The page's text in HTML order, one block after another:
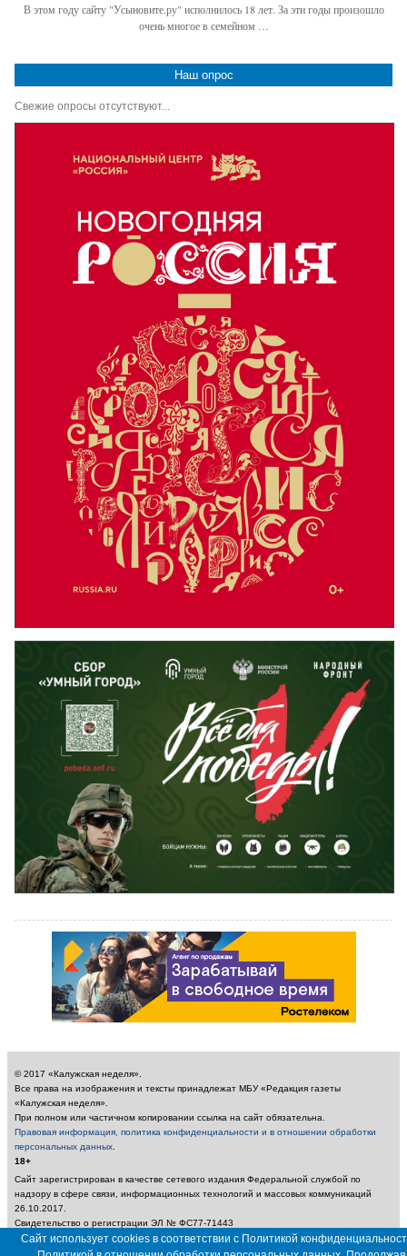
В этом году сайту "Усыновите.ру" исполнилось 18 лет. За эти годы произошло
очень многое в семейном …
Наш опрос
Свежие опросы отсутствуют...
© 2017 «Калужская неделя».
Все права на изображения и тексты принадлежат МБУ «Редакция газеты
«Калужская неделя».
При полном или частичном копировании ссылка на сайт обязательна.
Правовая информация, политика конфиденциальности и в отношении обработки
персональных данных
18+
Сайт зарегистрирован в качестве сетевого издания Федеральной службой по
надзору в сфере связи, информационных технологий и массовых коммуникаций
26.10.2017.
Свидетельство о регистрации ЭЛ № ФС77-71443
Учредитель: Муниципальное бюджетное учреждение «Редакция газеты «Калужская
неделя»
Сайт использует cookies в соответствии с Политикой